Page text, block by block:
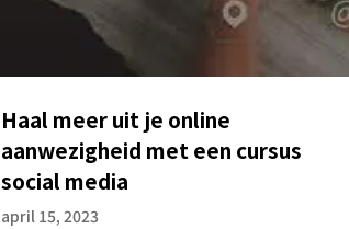
Haal meer uit je online
aanwezigheid met een cursus
social media
april 15, 2023